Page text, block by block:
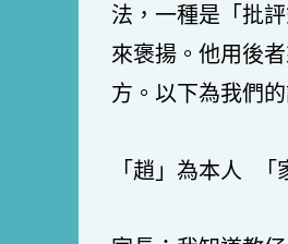
法，一種是「批
來褒揚。他用後
方。以下為我們
「趙」為本人